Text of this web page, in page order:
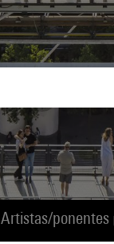
Artistas/ponentes